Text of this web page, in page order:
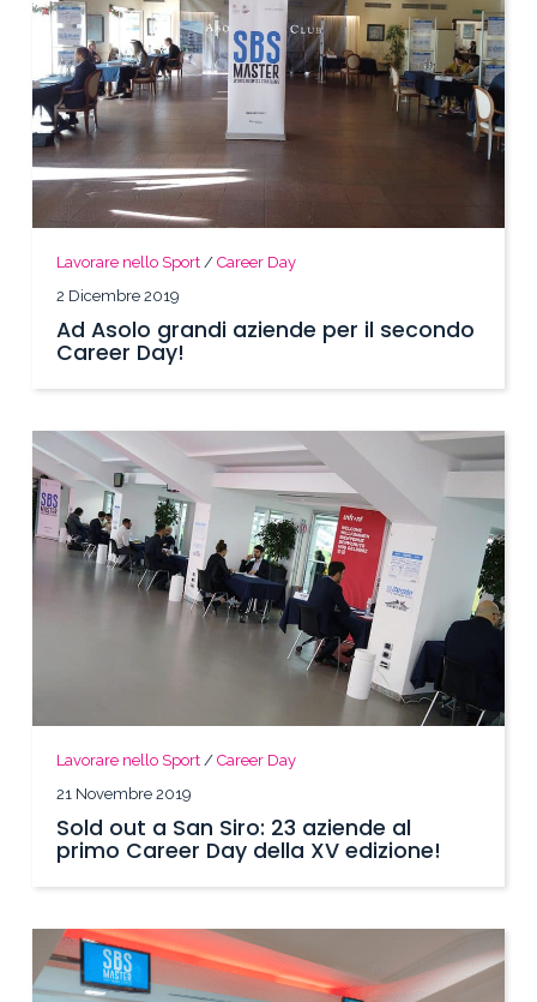
Lavorare nello Sport /Career Day
2 Dicembre 2019
Ad Asolo grandi aziende per il secondo
Career Day!
Lavorare nello Sport /Career Day
21 Novembre 2019
Sold out a San Siro: 23 aziende al
primo Career Day della XV edizione!